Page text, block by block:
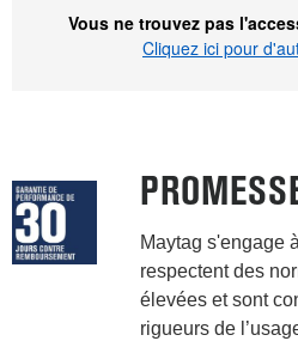
Vous ne trouvez pas
Cliquez ici pour
Maytag s'engage
respectent des
élevées et sont
rigueurs de